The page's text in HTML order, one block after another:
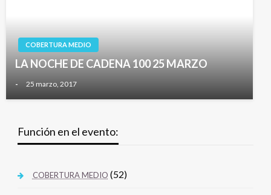
COBERTURA MEDIO
LA NOCHE DE CADENA 100 25 MARZO
- 25 marzo, 2017
Función en el evento:
COBERTURA MEDIO (52)